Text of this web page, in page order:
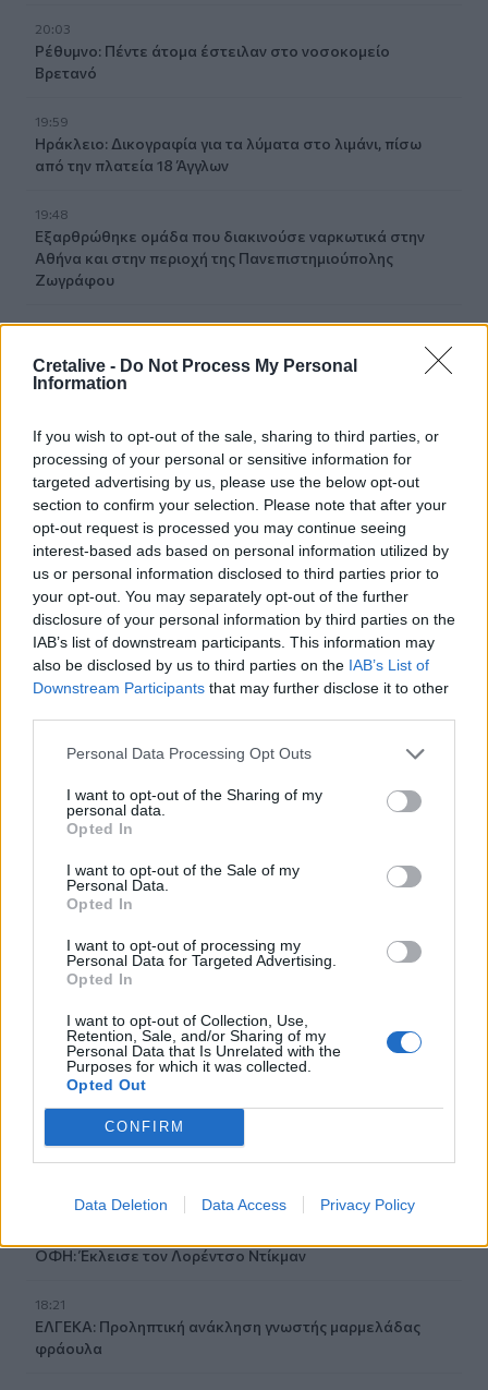
Cretalive - Do Not Process My Personal
Information
If you wish to opt-out of the sale, sharing to third parties, or
processing of your personal or sensitive information for
targeted advertising by us, please use the below opt-out
section to confirm your selection. Please note that after your
opt-out request is processed you may continue seeing
interest-based ads based on personal information utilized by
us or personal information disclosed to third parties prior to
your opt-out. You may separately opt-out of the further
disclosure of your personal information by third parties on the
IAB’s list of downstream participants. This information may
also be disclosed by us to third parties on the IAB’s List of
Downstream Participants that may further disclose it to other
Personal Data Processing Opt Outs
I want to opt-out of the Sharing of my
personal data.
Opted In
I want to opt-out of the Sale of my
Personal Data.
Opted In
I want to opt-out of processing my
Personal Data for Targeted Advertising.
Opted In
I want to opt-out of Collection, Use,
Retention, Sale, and/or Sharing of my
Personal Data that Is Unrelated with the
Purposes for which it was collected.
Opted Out
CONFIRM
Data Deletion Data Access Privacy Policy
20:03
Ρέθυμνο: Πέντε άτομα έστειλαν στο νοσοκομείο
Βρετανό
19:59
Ηράκλειο: Δικογραφία για τα λύματα στο λιμάνι, πίσω
από την πλατεία 18 Άγγλων
19:48
Εξαρθρώθηκε ομάδα που διακινούσε ναρκωτικά στην
Αθήνα και στην περιοχή της Πανεπιστημιούπολης
Ζωγράφου
19:33
bar
19:15
Συνελήφθη 49χρονος, βασικό μέλος της εγκληματικής
οργάνωσης του «Έντικ»
19:13
Το Φεστιβάλ Κινηματογράφου Χανίων παρουσιάζει τις
καλοκαιρινές του εκθέσεις
Καύσωνας και καρδιοπαθείς: Οδηγός προστασίας από
την Ελληνική Καρδιολογική Εταιρεία
Μαρία Καρυστιανού: Αποχώρησε και ο Νίκος
Μπρουτζάκης από την «Ελπίδα»
18:58
Ένας σοβαρά τραυματίας από τροχαίο με γουρούνα στην
Ηλεία
Η πρώτη ομάδα που συλλυπήθηκε για τον χαμό του
Τα «Παραμύθια του Σαββάτου»… πάνε διακοπές!
Μυστήριο 3.500 ετών στη Σαντορίνη: Ο 15χρονος που δεν
πρόλαβε να ξεφύγει από το τσουνάμι μπορεί ν' αλλάξει
ΟΦΗ: Έκλεισε τον Λορέντσο Ντίκμαν
18:21
ΕΛΓΕΚΑ: Προληπτική ανάκληση γνωστής μαρμελάδας
φράουλα